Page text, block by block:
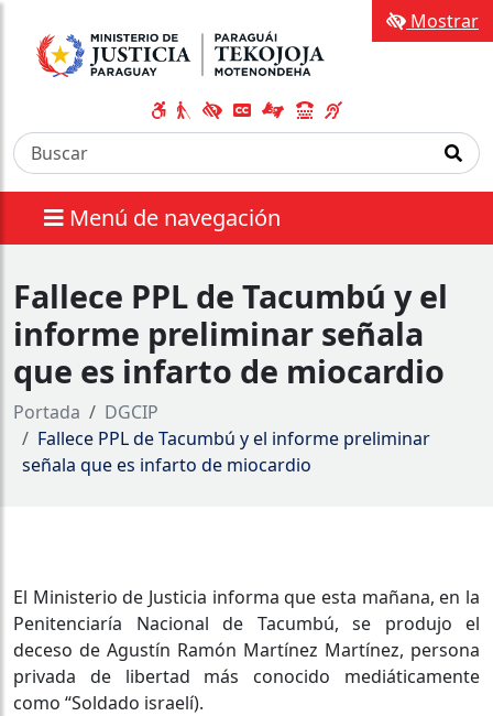
Menú de navegación
Mostrar
Fallece PPL de Tacumbú y el
informe preliminar señala
que es infarto de miocardio
Portada
DGCIP
Fallece PPL de Tacumbú y el informe preliminar
señala que es infarto de miocardio
El Ministerio de Justicia informa que esta mañana, en la
Penitenciaría Nacional de Tacumbú, se produjo el
deceso de Agustín Ramón Martínez Martínez, persona
privada de libertad más conocido mediáticamente
como “Soldado israelí).